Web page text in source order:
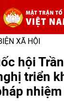
XÃ HỘI
hội
triển